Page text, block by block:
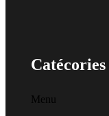
Catécories
Menu